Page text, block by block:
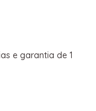
e garantia de 1